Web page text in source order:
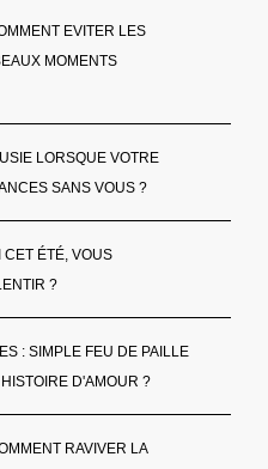
EVITER LES
MOMENTS
LORSQUE VOTRE
SANS VOUS ?
CET ÉTÉ, VOUS
?
: SIMPLE FEU DE PAILLE
D'AMOUR ?
RAVIVER LA